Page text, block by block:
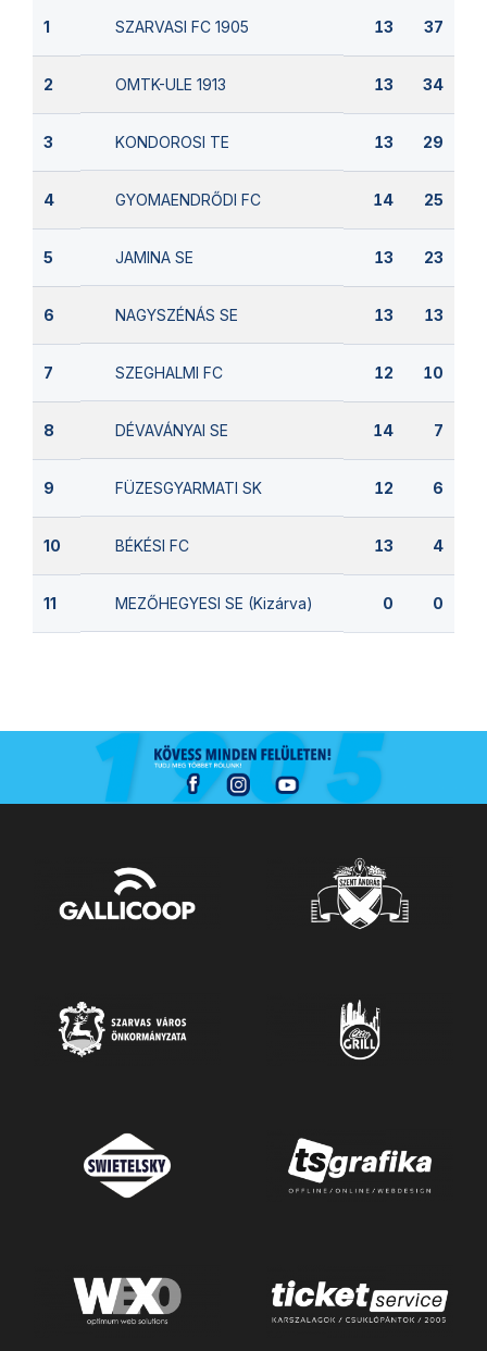
1 SZARVASI FC 1905 13 37
2 OMTK-ULE 1913 13 34
3 KONDOROSI TE 13 29
4 GYOMAENDRŐDI FC 14 25
5 JAMINA SE 13 23
6 NAGYSZÉNÁS SE 13 13
7 SZEGHALMI FC 12 10
8 DÉVAVÁNYAI SE 14 7
9 FÜZESGYARMATI SK 12 6
10 BÉKÉSI FC 13 4
11 MEZŐHEGYESI SE (Kizárva) 0 0